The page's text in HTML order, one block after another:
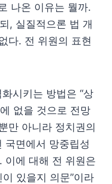
나온 이유는 뭘까.
, 실질적으론 법 개
다. 전 위원의 표현
시키는 방법은 “상
없을 것으로 전망
만 아니라 정치권의
국면에서 망중립성
이에 대해 전 위원은
있을지 의문”이라